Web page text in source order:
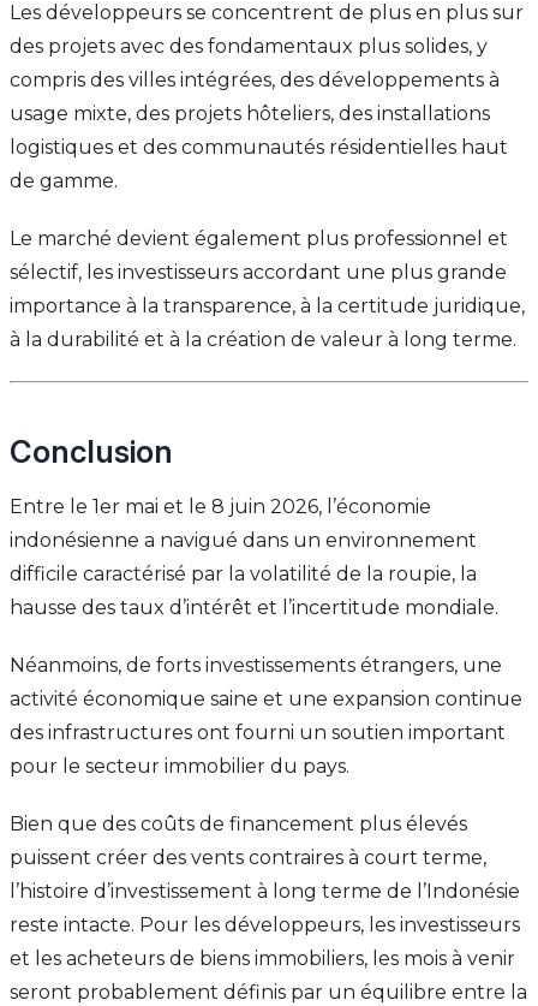
Les développeurs se concentrent de plus en plus sur
des projets avec des fondamentaux plus solides, y
compris des villes intégrées, des développements à
usage mixte, des projets hôteliers, des installations
logistiques et des communautés résidentielles haut
de gamme.
Le marché devient également plus professionnel et
sélectif, les investisseurs accordant une plus grande
importance à la transparence, à la certitude juridique,
à la durabilité et à la création de valeur à long terme.
Conclusion
Entre le 1er mai et le 8 juin 2026, l’économie
indonésienne a navigué dans un environnement
difficile caractérisé par la volatilité de la roupie, la
hausse des taux d’intérêt et l’incertitude mondiale.
Néanmoins, de forts investissements étrangers, une
activité économique saine et une expansion continue
des infrastructures ont fourni un soutien important
pour le secteur immobilier du pays.
Bien que des coûts de financement plus élevés
puissent créer des vents contraires à court terme,
l’histoire d’investissement à long terme de l’Indonésie
reste intacte. Pour les développeurs, les investisseurs
et les acheteurs de biens immobiliers, les mois à venir
seront probablement définis par un équilibre entre la